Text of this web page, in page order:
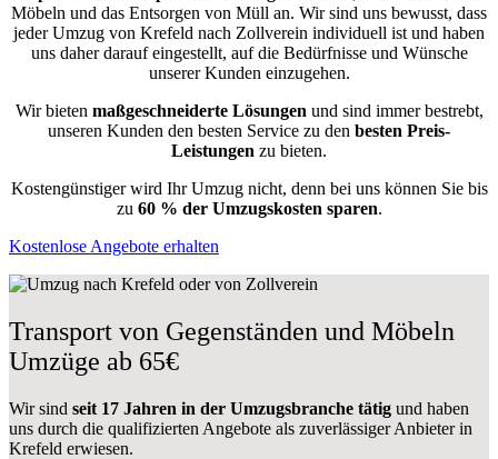
Möbeln und das Entsorgen von Müll an. Wir sind uns bewusst, dass
jeder Umzug von Krefeld nach Zollverein individuell ist und haben
uns daher darauf eingestellt, auf die Bedürfnisse und Wünsche
unserer Kunden einzugehen.
Wir bieten maßgeschneiderte Lösungen und sind immer bestrebt,
unseren Kunden den besten Service zu den besten Preis-
Leistungen zu bieten.
Kostengünstiger wird Ihr Umzug nicht, denn bei uns können Sie bis
zu 60 % der Umzugskosten sparen.
Kostenlose Angebote erhalten
Transport von Gegenständen und Möbeln
Umzüge ab 65€
Wir sind seit 17 Jahren in der Umzugsbranche tätig und haben
uns durch die qualifizierten Angebote als zuverlässiger Anbieter in
Krefeld erwiesen.